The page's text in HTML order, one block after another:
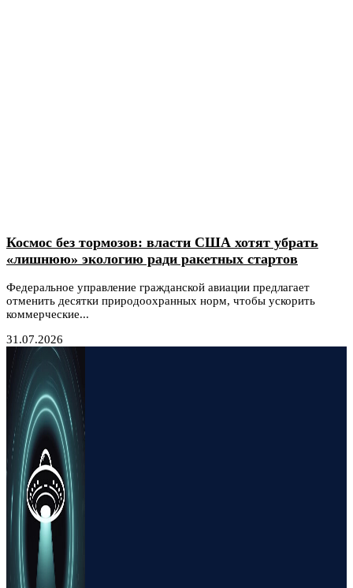
Космос без тормозов: власти США хотят убрать
«лишнюю» экологию ради ракетных стартов
Федеральное управление гражданской авиации предлагает
отменить десятки природоохранных норм, чтобы ускорить
коммерческие...
31.07.2026